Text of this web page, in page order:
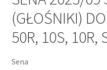
(GŁOŚNIKI)
50R, 10S, 10R,
Sena